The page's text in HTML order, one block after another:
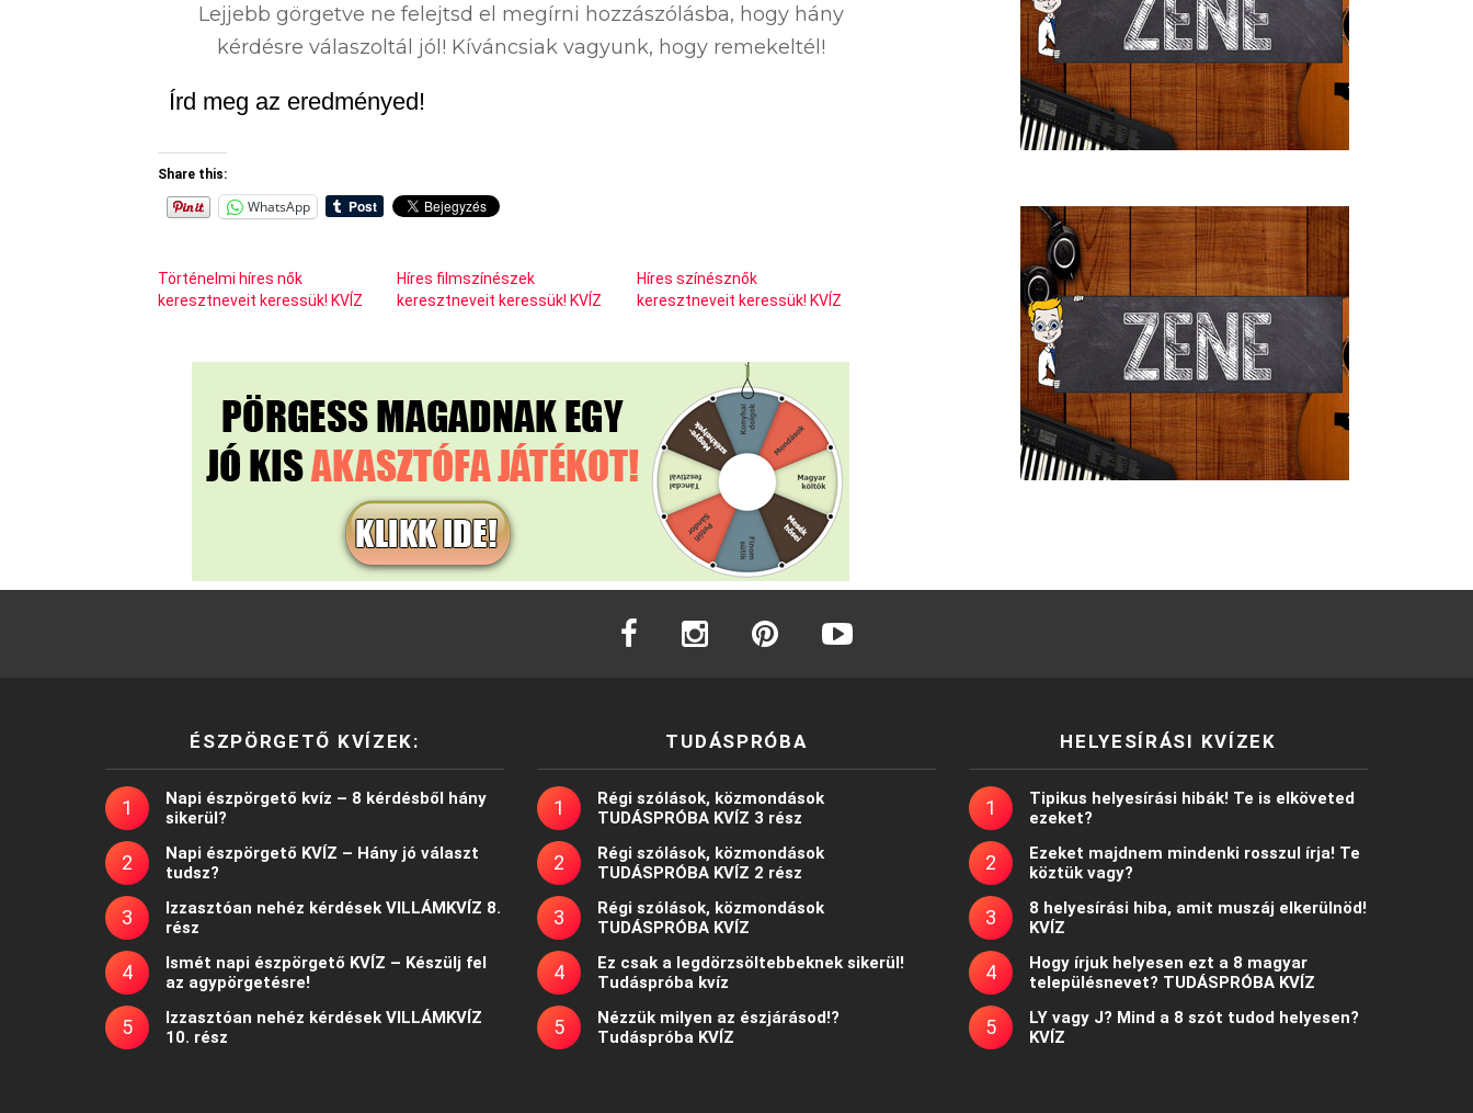
Lejjebb görgetve ne felejtsd el megírni hozzászólásba, hogy hány
kérdésre válaszoltál jól! Kíváncsiak vagyunk, hogy remekeltél!
Írd meg az eredményed!
Share this:
WhatsApp
Történelmi híres nők
keresztneveit keressük! KVÍZ
Híres filmszínészek
keresztneveit keressük! KVÍZ
Híres színésznők
keresztneveit keressük! KVÍZ
facebook instagram
ÉSZPÖRGETŐ KVÍZEK:
Napi észpörgető kvíz – 8 kérdésből hány
sikerül?
Napi észpörgető KVÍZ – Hány jó választ
tudsz?
Izzasztóan nehéz kérdések VILLÁMKVÍZ 8.
rész
Ismét napi észpörgető KVÍZ – Készülj fel
az agypörgetésre!
Izzasztóan nehéz kérdések VILLÁMKVÍZ
10. rész
TUDÁSPRÓBA
Régi szólások, közmondások
TUDÁSPRÓBA KVÍZ 3 rész
Régi szólások, közmondások
TUDÁSPRÓBA KVÍZ 2 rész
Régi szólások, közmondások
TUDÁSPRÓBA KVÍZ
Ez csak a legdörzsöltebbeknek sikerül!
Tudáspróba kvíz
Nézzük milyen az észjárásod!?
Tudáspróba KVÍZ
HELYESÍRÁSI KVÍZEK
Tipikus helyesírási hibák! Te is elköveted
ezeket?
Ezeket majdnem mindenki rosszul írja! Te
köztük vagy?
8 helyesírási hiba, amit muszáj elkerülnöd!
KVÍZ
Hogy írjuk helyesen ezt a 8 magyar
településnevet? TUDÁSPRÓBA KVÍZ
LY vagy J? Mind a 8 szót tudod helyesen?
KVÍZ